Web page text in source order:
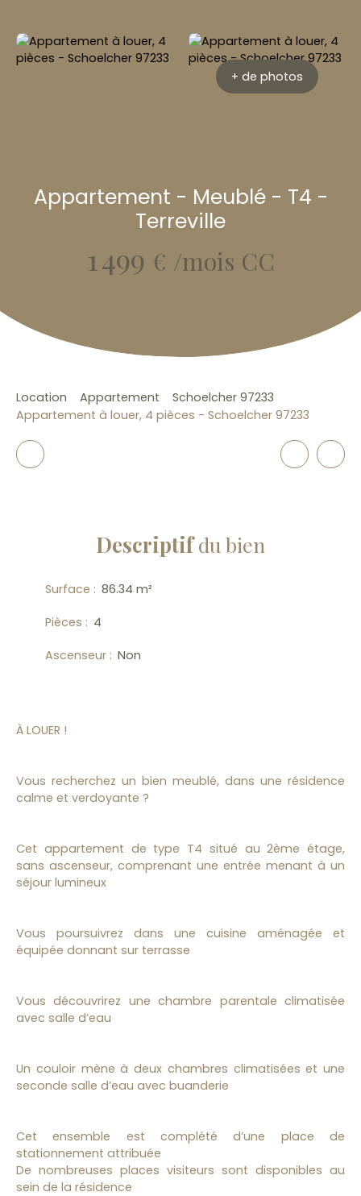
+ de photos
Appartement - Meublé - T4 -
Terreville
1 499 € /mois CC
Location Appartement
Schoelcher 97233
Appartement à louer, 4 pièces - Schoelcher 97233
Descriptifdu bien
Surface : 86.34 m²
Pièces : 4
Ascenseur : Non
À LOUER !
Vous recherchez un bien meublé, dans une résidence
calme et verdoyante ?
Cet appartement de type T4 situé au 2ème étage,
sans ascenseur, comprenant une entrée menant à un
séjour lumineux
Vous poursuivrez dans une cuisine aménagée et
équipée donnant sur terrasse
Vous découvrirez une chambre parentale climatisée
avec salle d’eau
Un couloir mène à deux chambres climatisées et une
seconde salle d’eau avec buanderie
Cet ensemble est complété d’une place de
stationnement attribuée
De nombreuses places visiteurs sont disponibles au
sein de la résidence